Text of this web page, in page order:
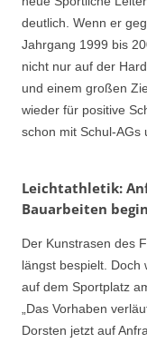
deutlich. Wenn er
Jahrgang 1999 bis
nicht nur auf der
und einem großen
wieder für positive
schon mit Schul-AGs
Leichtathletik:
Bauarbeiten
Der Kunstrasen des
längst bespielt. Doch
auf dem Sportplatz
„Das Vorhaben
Dorsten jetzt auf